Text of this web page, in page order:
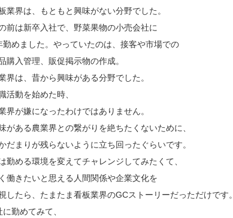
業界は、もともと興味がない分野でした。
前は新卒入社で、野菜果物の小売会社に
勤めました。やっていたのは、接客や市場での
購入管理、販促掲示物の作成。
界は、昔から興味がある分野でした。
活動を始めた時、
界が嫌になったわけではありません。
がある農業界との繋がりを絶ちたくないために、
だまりが残らないように立ち回ったぐらいです。
勤める環境を変えてチャレンジしてみたくて、
働きたいと思える人間関係や企業文化を
したら、たまたま看板業界のGCストーリーだっただけです。
に勤めてみて、